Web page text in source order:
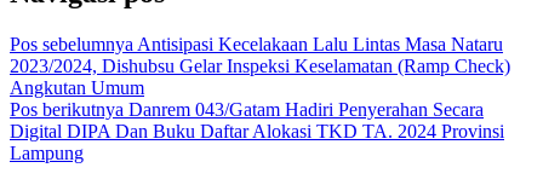
Pos sebelumnya Antisipasi Kecelakaan Lalu Lintas Masa Nataru
2023/2024, Dishubsu Gelar Inspeksi Keselamatan (Ramp Check)
Angkutan Umum
Pos berikutnya Danrem 043/Gatam Hadiri Penyerahan Secara
Digital DIPA Dan Buku Daftar Alokasi TKD TA. 2024 Provinsi
Lampung